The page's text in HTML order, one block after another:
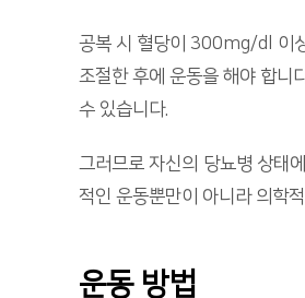
공복 시 혈당이 300mg/dl 이
조절한 후에 운동을 해야 합니
수 있습니다.
그러므로 자신의 당뇨병 상태
적인 운동뿐만이 아니라 의학
운동 방법